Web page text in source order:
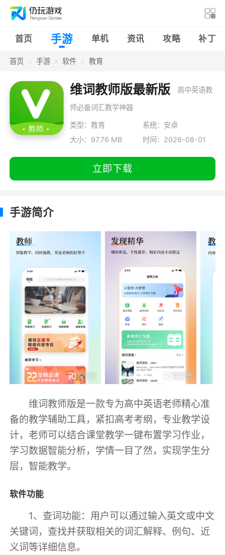
首页 手游 单机 资讯 攻略 补丁
首页 手游 软件 教育
维词教师版最新版 高中英语教
师必备词汇教学神器
类型：教育
系统：安卓
大小：97.76 MB
时间：2026-08-01
立即下载
手游简介
维词教师版是一款专为高中英语老师精心准
备的教学辅助工具，紧扣高考考纲，专业教学设
计，老师可以结合课堂教学一键布置学习作业，
学习数据智能分析，学情一目了然，实现学生分
层，智能教学。
软件功能
1、查词功能：用户可以通过输入英文或中文
关键词，查找并获取相关的词汇解释、例句、近
义词等详细信息。